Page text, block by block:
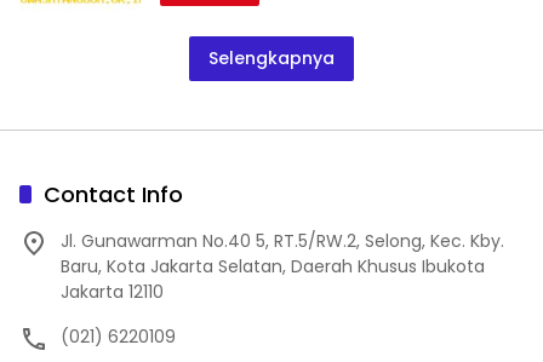
Selengkapnya
Contact Info
Jl. Gunawarman No.40 5, RT.5/RW.2, Selong, Kec. Kby.
Baru, Kota Jakarta Selatan, Daerah Khusus Ibukota
Jakarta 12110
(021) 6220109